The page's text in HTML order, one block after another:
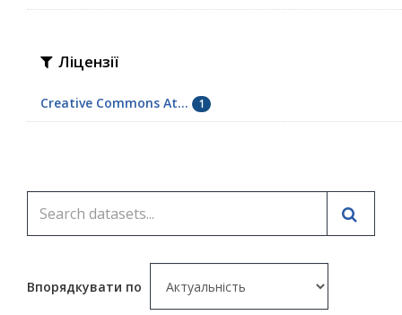
Ліцензії
Creative Commons At... 1
Впорядкувати по